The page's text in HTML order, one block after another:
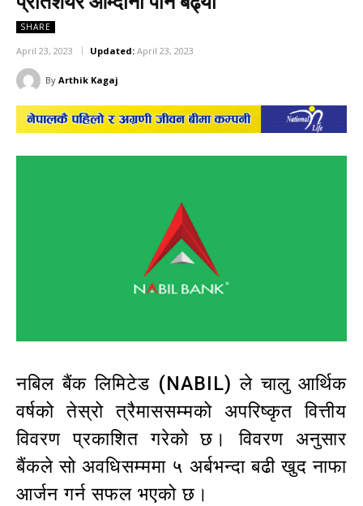
SHARE
April 23, 2023 Updated: April 23, 2023
By Arthik Kagaj
नबिल बैंक लिमिटेड (NABIL) ले चालु आर्थिक
वर्षको तेस्रो त्रैमाससम्मको अपरिष्कृत वित्तीय
विवरण प्रकाशित गरेको छ। विवरण अनुसार
बैंकले सो अवधिसम्ममा ५ अर्बभन्दा बढी खुद नाफा
आर्जन गर्न सफल भएको छ।